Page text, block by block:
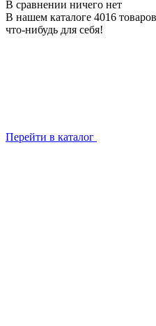
В сравнении ничего нет
В нашем каталоге 4016
что-нибудь для себя!
Перейти в каталог